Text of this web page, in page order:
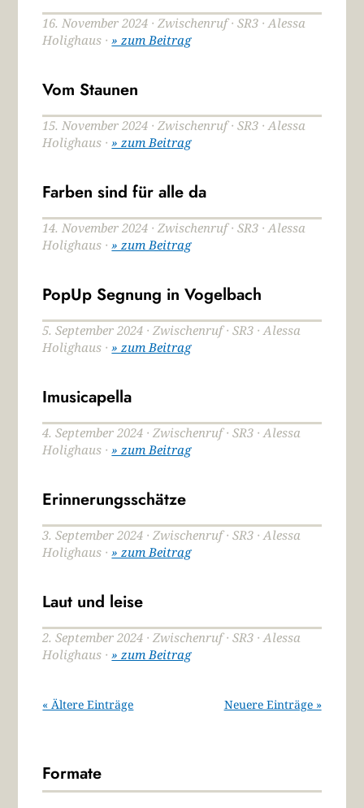
16. November 2024 · Zwischenruf · SR3 · Alessa
Holighaus ·» zum Beitrag
Vom Staunen
15. November 2024 · Zwischenruf · SR3 · Alessa
Holighaus ·» zum Beitrag
Farben sind für alle da
14. November 2024 · Zwischenruf · SR3 · Alessa
Holighaus ·» zum Beitrag
PopUp Segnung in Vogelbach
5. September 2024 · Zwischenruf · SR3 · Alessa
Holighaus ·» zum Beitrag
Imusicapella
4. September 2024 · Zwischenruf · SR3 · Alessa
Holighaus ·» zum Beitrag
Erinnerungsschätze
3. September 2024 · Zwischenruf · SR3 · Alessa
Holighaus ·» zum Beitrag
Laut und leise
2. September 2024 · Zwischenruf · SR3 · Alessa
Holighaus ·» zum Beitrag
« Ältere Einträge Neuere Einträge »
Formate